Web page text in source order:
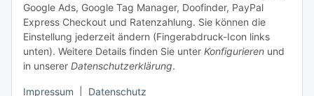
Google Ads, Google Tag Manager, Doofinder, PayPal
Express Checkout und Ratenzahlung. Sie können die
Einstellung jederzeit ändern (Fingerabdruck-Icon links
unten). Weitere Details finden Sie unter Konfigurieren und
in unserer Datenschutzerklärung.
Impressum Datenschutz
Versandinformationen
Sonstiges